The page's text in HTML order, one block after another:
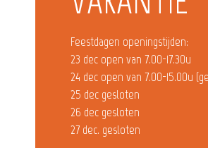
Feestdagen openingstijden:
23 dec open van 7.00-17.30u
24 dec open van 7.00-15.00u
25 dec gesloten
26 dec gesloten
27 dec. gesloten